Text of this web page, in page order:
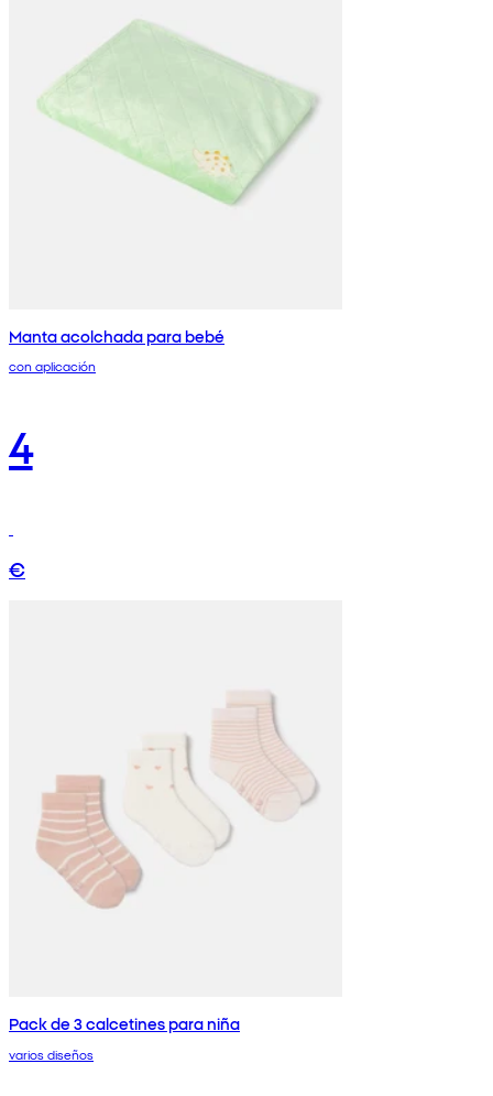
Manta acolchada para bebé
con aplicación
4
€
Pack de 3 calcetines para niña
varios diseños